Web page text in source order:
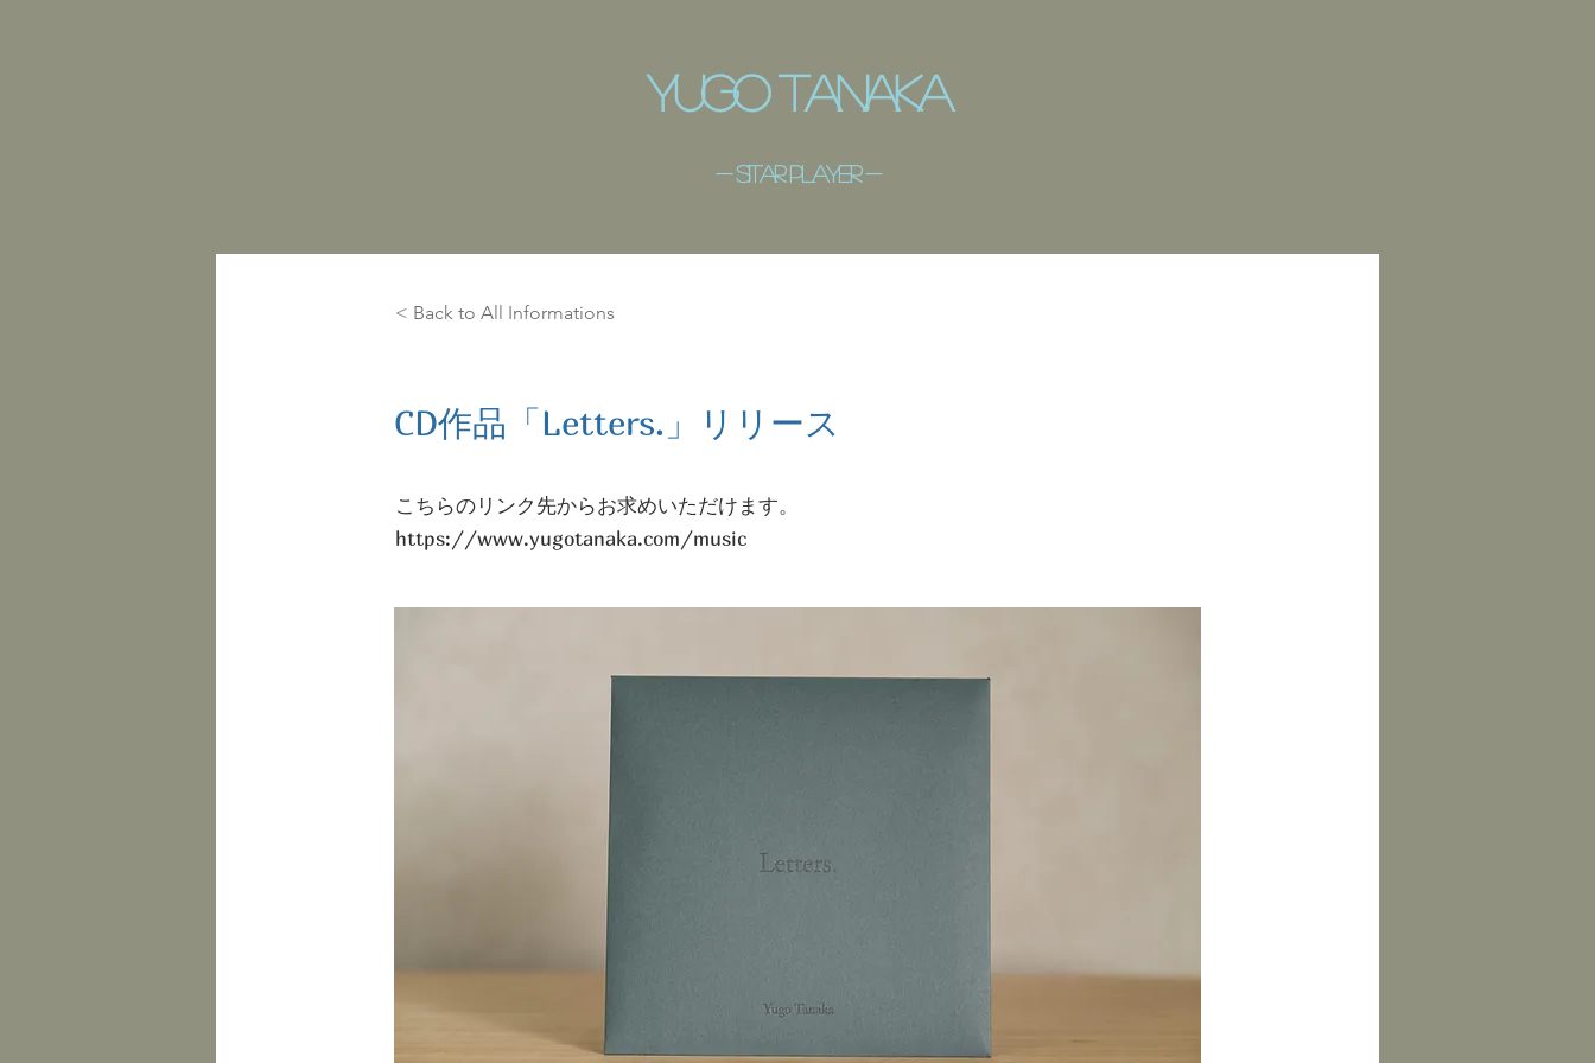
​Yugo Tanaka
- ​sitar player -
< Back to All Informations
CD作品「Letters.」リリース
こちらのリンク先からお求めいただけます。
https://www.yugotanaka.com/music